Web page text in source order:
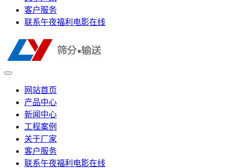
客户服务
联系午夜福利电影在线
网站首页
产品中心
新闻中心
工程案例
关于厂家
客户服务
联系午夜福利电影在线